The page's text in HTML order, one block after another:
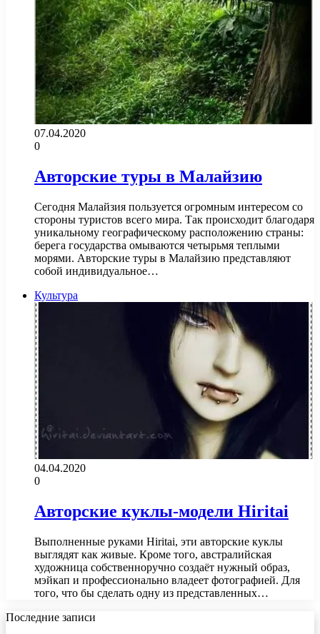
07.04.2020
0
Авторские туры в Малайзию
Сегодня Малайзия пользуется огромным интересом со
стороны туристов всего мира. Так происходит благодаря
уникальному географическому расположению страны:
берега государства омываются четырьмя теплыми
морями. Авторские туры в Малайзию представляют
собой индивидуальное…
Культура
04.04.2020
0
Авторские куклы-модели Hiritai
Выполненные руками Hiritai, эти авторские куклы
выглядят как живые. Кроме того, австралийская
художница собственноручно создаёт нужный образ,
мэйкап и профессионально владеет фотографией. Для
того, что бы сделать одну из представленных…
Последние записи